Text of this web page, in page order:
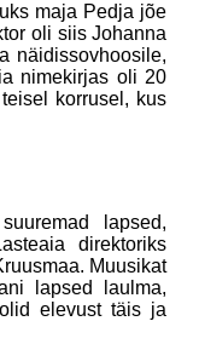
maja Pedja jõe
oli siis Johanna
näidissovhoosile,
nimekirjas oli 20
korrusel, kus
lapsed,
direktoriks
Muusikat
lapsed laulma,
elevust täis ja